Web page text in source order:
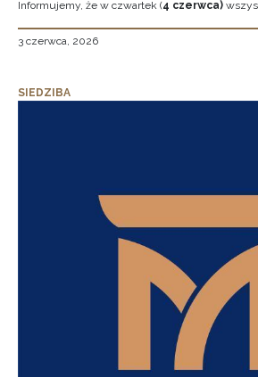
Informujemy, że w czwartek (4 czerwca)
3 czerwca, 2026
SIEDZIBA